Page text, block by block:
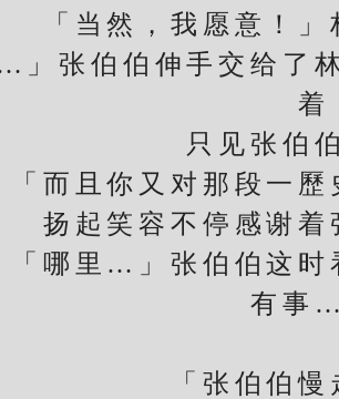
当然，我愿意！」
」张伯伯伸手交给了
着
只见张伯伯
且你又对那段一歷史
扬起笑容不停感谢着
里…」张伯伯这时看
有事…
「张伯伯慢走